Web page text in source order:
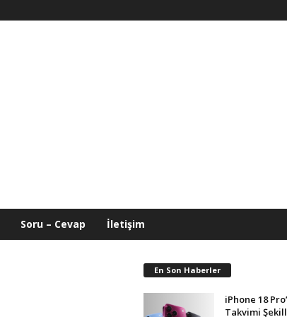
Soru – Cevap İletişim
En Son Haberler
iPhone 18
Takvimi